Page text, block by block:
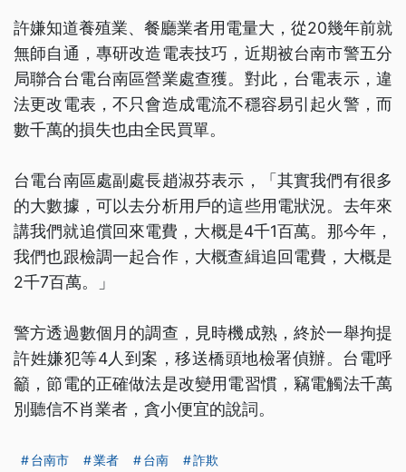
許嫌知道養殖業、餐廳業者用電量大，從20幾年前就
無師自通，專研改造電表技巧，近期被台南市警五分
局聯合台電台南區營業處查獲。對此，台電表示，違
法更改電表，不只會造成電流不穩容易引起火警，而
數千萬的損失也由全民買單。
台電台南區處副處長趙淑芬表示，「其實我們有很多
的大數據，可以去分析用戶的這些用電狀況。去年來
講我們就追償回來電費，大概是4千1百萬。那今年，
我們也跟檢調一起合作，大概查緝追回電費，大概是
2千7百萬。」
警方透過數個月的調查，見時機成熟，終於一舉拘提
許姓嫌犯等4人到案，移送橋頭地檢署偵辦。台電呼
籲，節電的正確做法是改變用電習慣，竊電觸法千萬
別聽信不肖業者，貪小便宜的說詞。
台南市 業者 台南 詐欺